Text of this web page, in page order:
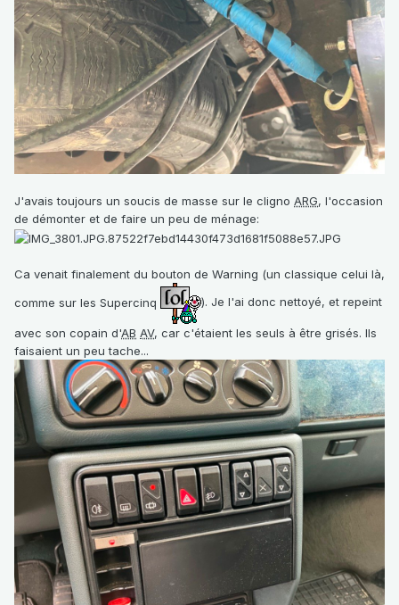
J'avais toujours un soucis de masse sur le cligno ARG, l'occasion
de démonter et de faire un peu de ménage:
Ca venait finalement du bouton de Warning (un classique celui là,
comme sur les Supercinq
). Je l'ai donc nettoyé, et repeint
avec son copain d'AB AV, car c'étaient les seuls à être grisés. Ils
faisaient un peu tache...